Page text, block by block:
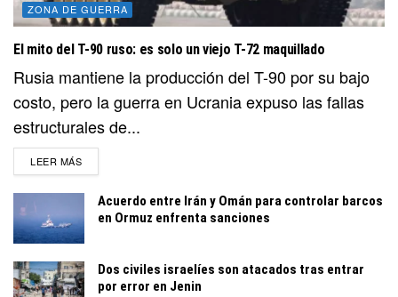
ZONA DE GUERRA
El mito del T-90 ruso: es solo un viejo T-72 maquillado
Rusia mantiene la producción del T-90 por su bajo
costo, pero la guerra en Ucrania expuso las fallas
estructurales de...
LEER MÁSDETAILS
Acuerdo entre Irán y Omán para controlar barcos
en Ormuz enfrenta sanciones
Dos civiles israelíes son atacados tras entrar
por error en Jenin